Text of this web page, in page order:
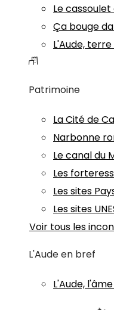
Le
Ça bouge
L'Aude,
Patrimoine
La Cité de
Narbonne
Le canal du
Les
Les sites
Les sites
Voir tous les
L'Aude en bref
L'Aude,